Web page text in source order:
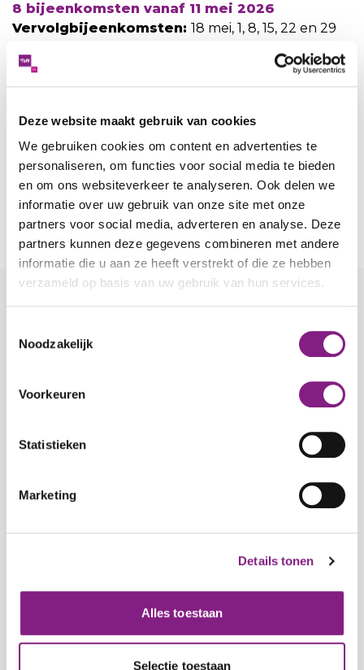
Deze website maakt gebruik van cookies
We gebruiken cookies om content en advertenties te
personaliseren, om functies voor social media te bieden
en om ons websiteverkeer te analyseren. Ook delen we
informatie over uw gebruik van onze site met onze
partners voor social media, adverteren en analyse. Deze
partners kunnen deze gegevens combineren met andere
informatie die u aan ze heeft verstrekt of die ze hebben
verzameld op basis van uw gebruik van hun services.
Noodzakelijk
Voorkeuren
Statistieken
Marketing
Details tonen
Alles toestaan
Selectie toestaan
8 bijeenkomsten vanaf 11 mei 2026
Vervolgbijeenkomsten: 18 mei, 1, 8, 15, 22 en 29
Tijd:
Locatie:Westeinde 1, 2371 AS Roelofarendsveen
me vast'
Trainers:Titia van Ispelen en Shokouh Rezaei
'"Deze training is uitsluitend bedoeld voor inwoners
van de gemeenten Alphen aan den Rijn,
Nieuwkoop en Kaag en Braassem.''
vast
this
blank
Naam
Jouw telefoonnummer